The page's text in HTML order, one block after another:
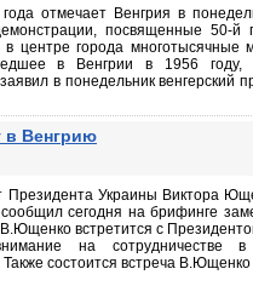
отмечает Венгрия в
посвященные 50-
центре города многотысячные
в Венгрии в 1956 году,
в понедельник
в Венгрию
Президента Украины Виктора
сегодня на брифинге
встретится с
внимание на
Также состоится встреча